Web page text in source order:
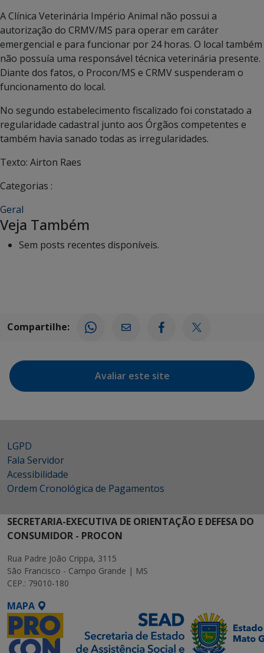
A Clínica Veterinária Império Animal não possui a
autorização do CRMV/MS para operar em caráter
emergencial e para funcionar por 24 horas. O local também
não possuía uma responsável técnica veterinária presente.
Diante dos fatos, o Procon/MS e CRMV suspenderam o
funcionamento do local.
No segundo estabelecimento fiscalizado foi constatado a
regularidade cadastral junto aos Órgãos competentes e
também havia sanado todas as irregularidades.
Texto: Airton Raes
Categorias :
Geral
Veja Também
Sem posts recentes disponíveis.
Compartilhe:
Avaliar este site
LGPD
Fala Servidor
Acessibilidade
Ordem Cronológica de Pagamentos
SECRETARIA-EXECUTIVA DE ORIENTAÇÃO E DEFESA DO
CONSUMIDOR - PROCON
Rua Padre João Crippa, 3115
São Francisco - Campo Grande | MS
CEP.: 79010-180
MAPA